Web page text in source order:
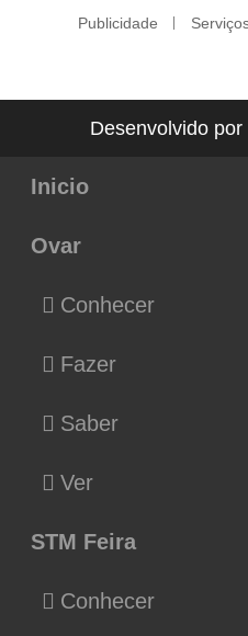
Publicidade
Desenvolvido
Inicio
Ovar
Conhecer
Fazer
Saber
Ver
STM Feira
Conhecer